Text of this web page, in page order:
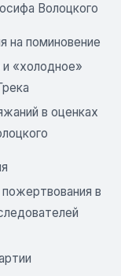
Волоцкого
на поминовение
«холодное»
в оценках
в